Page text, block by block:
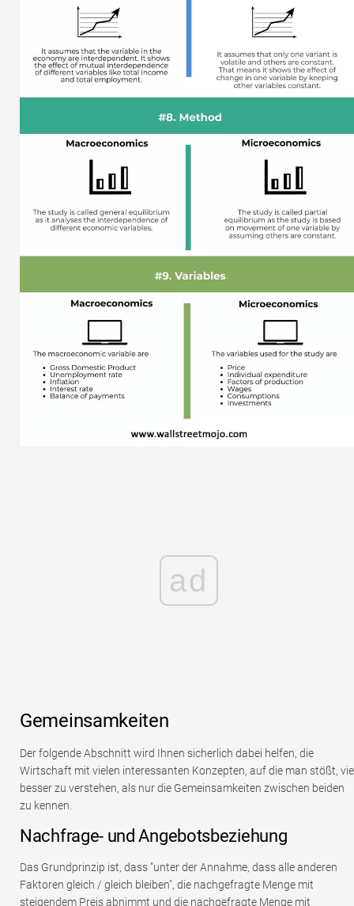
ad
Gemeinsamkeiten
Der folgende Abschnitt wird Ihnen sicherlich dabei helfen, die
Wirtschaft mit vielen interessanten Konzepten, auf die man stößt,
besser zu verstehen, als nur die Gemeinsamkeiten zwischen beiden
zu kennen.
Nachfrage- und Angebotsbeziehung
Das Grundprinzip ist, dass "unter der Annahme, dass alle anderen
Faktoren gleich / gleich bleiben", die nachgefragte Menge mit
steigendem Preis abnimmt und die nachgefragte Menge mit